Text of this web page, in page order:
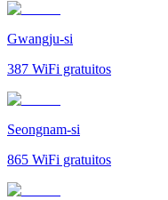
Gwangju-si
387 WiFi gratuitos
Seongnam-si
865 WiFi gratuitos